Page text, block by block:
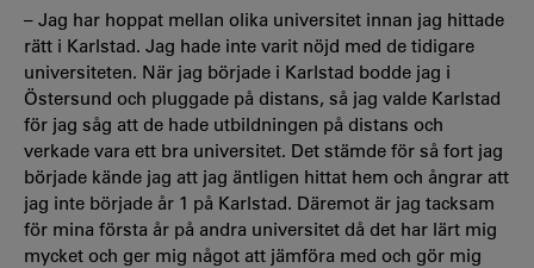
– Jag har hoppat mellan olika universitet innan jag hittade
rätt i Karlstad. Jag hade inte varit nöjd med de tidigare
universiteten. När jag började i Karlstad bodde jag i
Östersund och pluggade på distans, så jag valde Karlstad
för jag såg att de hade utbildningen på distans och
verkade vara ett bra universitet. Det stämde för så fort jag
började kände jag att jag äntligen hittat hem och ångrar att
jag inte började år 1 på Karlstad. Däremot är jag tacksam
för mina första år på andra universitet då det har lärt mig
mycket och ger mig något att jämföra med och gör mig